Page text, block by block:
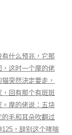
什么预兆，它那
这时一个摩的佬
突然決定要走，
回有那个有斑斑
摩的佬说：五块
毛和耳朵吹翻过
，辞别这个哮喘